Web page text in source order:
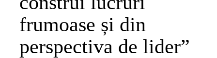
frumoase și din
perspectiva de lider”